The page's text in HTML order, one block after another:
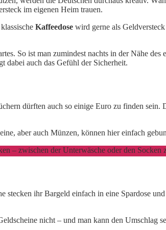
im eigenen Heim trauen.
Kaffeedose wird gerne als
So ist man zumindest nachts in der Nähe
dabei auch das Gefühl der Sicherheit.
dürften auch so einige Euro zu finden sein.
aber auch Münzen, können hier einfach
– zwischen der Unterwäsche oder den Socken
stecken ihr Bargeld einfach in eine Spardose
nicht – und man kann den Umschlag